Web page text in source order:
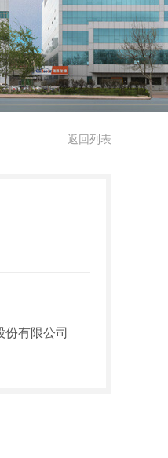
返回列表
份有限公司